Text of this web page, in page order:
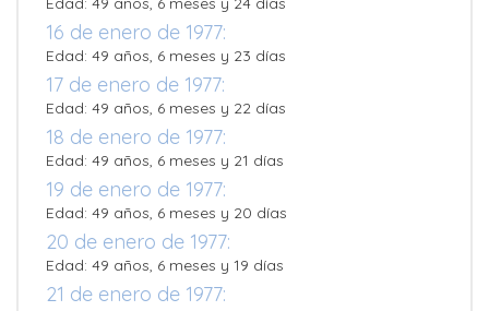
16 de enero de 1977:
Edad: 49 años, 6 meses y 23 días
17 de enero de 1977:
Edad: 49 años, 6 meses y 22 días
18 de enero de 1977:
Edad: 49 años, 6 meses y 21 días
19 de enero de 1977:
Edad: 49 años, 6 meses y 20 días
20 de enero de 1977:
Edad: 49 años, 6 meses y 19 días
21 de enero de 1977: